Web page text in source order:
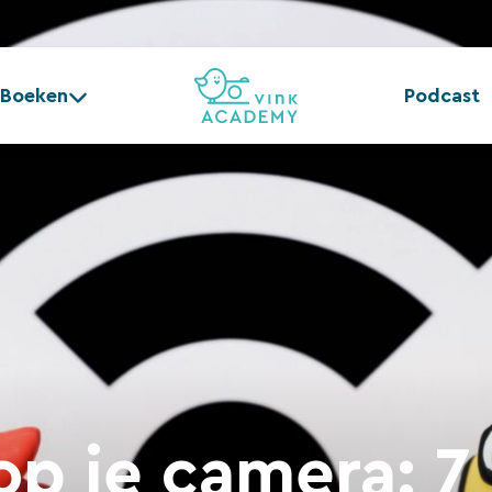
Boeken Podcast
je camera: 7